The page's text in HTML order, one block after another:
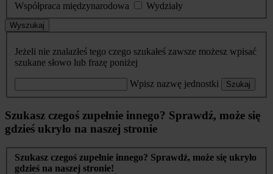
Współpraca międzynarodowa
Wydziały
Wyszukaj
Jeżeli nie znalazłeś tego czego szukałeś zawsze możesz wpisać
szukane słowo lub frazę poniżej
Wpisz nazwę jednostki Szukaj
Szukasz czegoś zupełnie innego? Sprawdź, może się
gdzieś ukryło na naszej stronie
Szukasz czegoś zupełnie innego? Sprawdź, może się ukryło
gdzieś na naszej stronie!